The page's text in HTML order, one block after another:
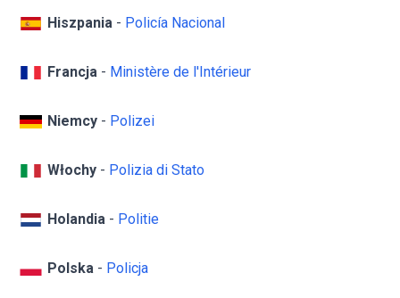
Hiszpania - Policía Nacional
Francja - Ministère de l'Intérieur
Niemcy - Polizei
Włochy - Polizia di Stato
Holandia - Politie
Polska - Policja